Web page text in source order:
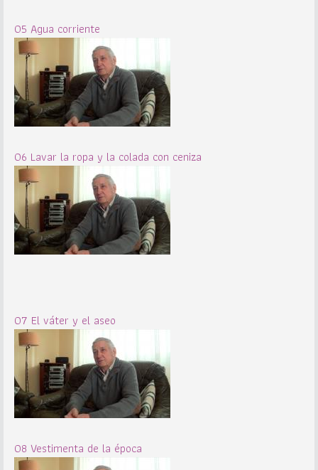
05 Agua corriente
06 Lavar la ropa y la colada con ceniza
07 El váter y el aseo
08 Vestimenta de la época